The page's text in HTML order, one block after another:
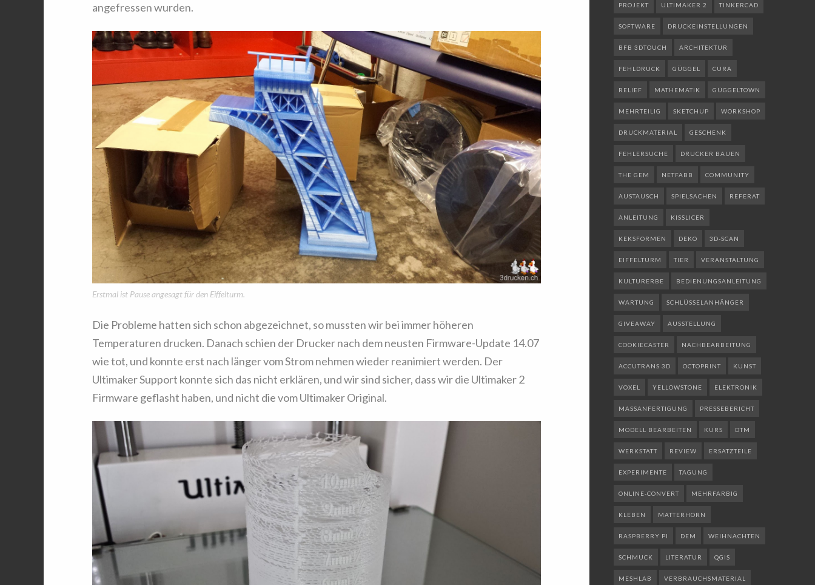
angefressen wurden.
Erstmal ist Pause angesagt für den Eiffelturm.
Die Probleme hatten sich schon abgezeichnet, so mussten wir bei immer höheren
Temperaturen drucken. Danach schien der Drucker nach dem neusten Firmware-Update 14.07
wie tot, und konnte erst nach länger vom Strom nehmen wieder reanimiert werden. Der
Ultimaker Support konnte sich das nicht erklären, und wir sind sicher, dass wir die Ultimaker 2
Firmware geflasht haben, und nicht die vom Ultimaker Original.
PROJEKT ULTIMAKER 2 TINKERCAD
SOFTWARE DRUCKEINSTELLUNGEN
BFB 3DTOUCH ARCHITEKTUR
FEHLDRUCK GÜGGEL CURA
RELIEF MATHEMATIK GÜGGELTOWN
MEHRTEILIG SKETCHUP WORKSHOP
DRUCKMATERIAL GESCHENK
FEHLERSUCHE DRUCKER BAUEN
THE GEM NETFABB COMMUNITY
AUSTAUSCH SPIELSACHEN REFERAT
ANLEITUNG KISSLICER
KEKSFORMEN DEKO 3D-SCAN
EIFFELTURM TIER VERANSTALTUNG
KULTURERBE BEDIENUNGSANLEITUNG
WARTUNG SCHLÜSSELANHÄNGER
GIVEAWAY AUSSTELLUNG
COOKIECASTER NACHBEARBEITUNG
ACCUTRANS 3D OCTOPRINT KUNST
VOXEL YELLOWSTONE ELEKTRONIK
MASSANFERTIGUNG PRESSEBERICHT
MODELL BEARBEITEN KURS DTM
WERKSTATT REVIEW ERSATZTEILE
EXPERIMENTE TAGUNG
ONLINE-CONVERT MEHRFARBIG
KLEBEN MATTERHORN
RASPBERRY PI DEM WEIHNACHTEN
SCHMUCK LITERATUR QGIS
MESHLAB VERBRAUCHSMATERIAL